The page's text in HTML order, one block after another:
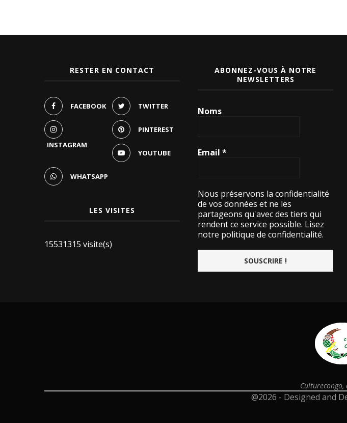
RESTER EN CONTACT
FACEBOOK TWITTER
INSTAGRAM
PINTEREST
YOUTUBE
WHATSAPP
LES VISITES
15531315 visite(s)
ABONNEZ-VOUS À NOTRE
NEWSLETTERS
Noms
Email*
Nous préservons la confidentialité
de vos données et ne les
partageons qu'avec des tiers qui
rendent ce service possible. Lisez
notre politique de confidentialité.
Culturecongo,
@2026 - Designed and